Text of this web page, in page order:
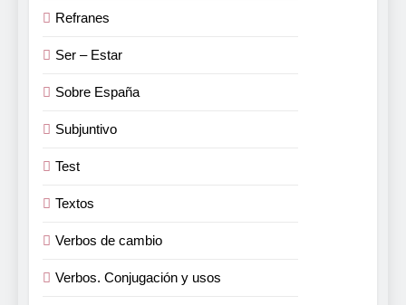
Refranes
Ser – Estar
Sobre España
Subjuntivo
Test
Textos
Verbos de cambio
Verbos. Conjugación y usos